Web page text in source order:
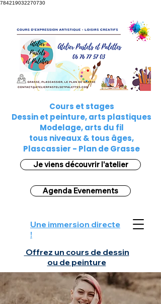
784219032270730
Cours et stages
Dessin et peinture, arts plastiques
Modelage, arts du fil
tous niveaux & tous âges,
Plascassier - Plan de Grasse
Une immersion directe
!
Offrez un cours de dessin
ou de peinture
Je viens découvrir l'atelier
Agenda Evenements